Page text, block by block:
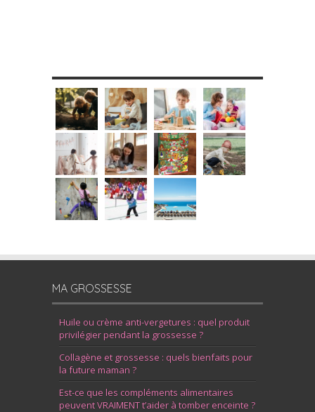
MA GROSSESSE
Huile ou crème anti-vergetures : quel produit
privilégier pendant la grossesse ?
Collagène et grossesse : quels bienfaits pour
la future maman ?
Est-ce que les compléments alimentaires
peuvent VRAIMENT t’aider à tomber enceinte ?